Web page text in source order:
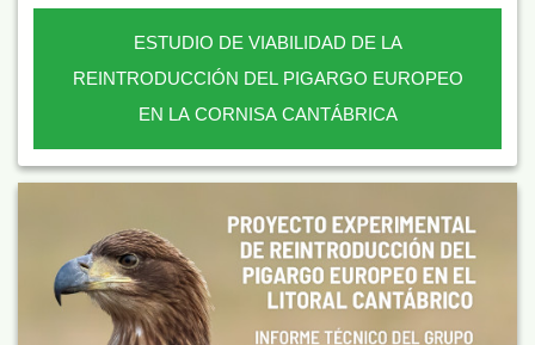
ESTUDIO DE VIABILIDAD DE LA
REINTRODUCCIÓN DEL PIGARGO EUROPEO
EN LA CORNISA CANTÁBRICA